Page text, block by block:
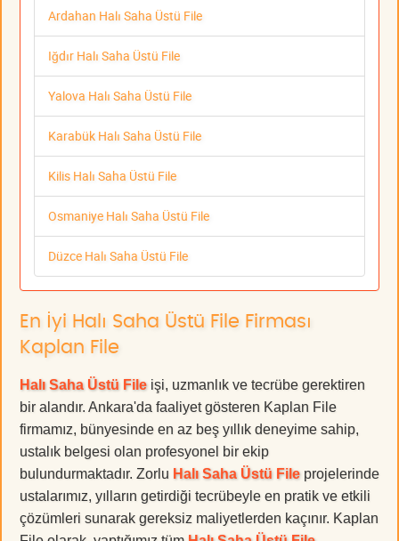
Ardahan Halı Saha Üstü File
Iğdır Halı Saha Üstü File
Yalova Halı Saha Üstü File
Karabük Halı Saha Üstü File
Kilis Halı Saha Üstü File
Osmaniye Halı Saha Üstü File
Düzce Halı Saha Üstü File
En İyi Halı Saha Üstü File Firması
Kaplan File
Halı Saha Üstü Fileişi, uzmanlık ve tecrübe gerektiren
bir alandır. Ankara'da faaliyet gösteren Kaplan File
firmamız, bünyesinde en az beş yıllık deneyime sahip,
ustalık belgesi olan profesyonel bir ekip
bulundurmaktadır. Zorlu Halı Saha Üstü Fileprojelerinde
ustalarımız, yılların getirdiği tecrübeyle en pratik ve etkili
çözümleri sunarak gereksiz maliyetlerden kaçınır. Kaplan